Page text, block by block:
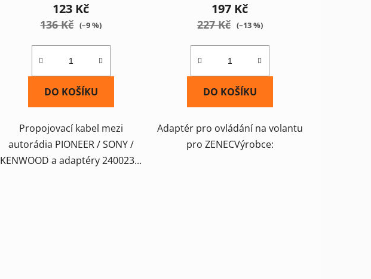
123 Kč
136 Kč (–9 %)
DO KOŠÍKU
Propojovací kabel mezi
autorádia PIONEER / SONY /
KENWOOD a adaptéry 240023...
197 Kč
227 Kč (–13 %)
DO KOŠÍKU
Adaptér pro ovládání na volantu
pro ZENECVýrobce: